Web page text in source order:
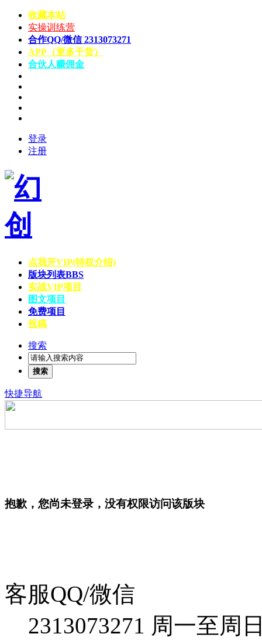
收藏本站
实操训练营
合作QQ/微信 2313073271
APP（更多干货）
合伙人赚佣金
登录
注册
点我开VIP(特权介绍)
版块列表BBS
实战VIP项目
图文项目
免费项目
投稿
搜索
搜索
快捷导航
抱歉，您尚未登录，没有权限访问该版块
客服QQ/微信
2313073271 周一至周